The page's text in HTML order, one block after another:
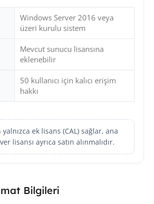
Windows Server 2016 veya
üzeri kurulu sistem
Mevcut sunucu lisansına
eklenebilir
50 kullanıcı için kalıcı erişim
hakkı
ek lisans (CAL) sağlar, ana
lisansı ayrıca satın alınmalıdır.
Bilgileri